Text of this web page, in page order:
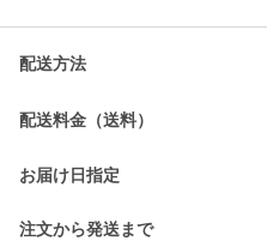
配送方法
配送料金（送料）
お届け日指定
注文から発送まで